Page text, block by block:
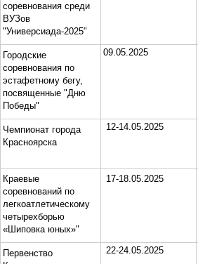
соревнования среди
ВУЗов
"Универсиада-2025"
Городские
соревнования по
эстафетному бегу,
посвященные "Дню
Победы"
09.05.2025
Чемпионат города
Красноярска
12-14.05.2025
Краевые
соревнований по
легкоатлетическому
четырехборью
«Шиповка юных»"
17-18.05.2025
Первенство
22-24.05.2025